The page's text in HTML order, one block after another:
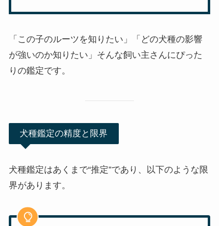
「この子のルーツを知りたい」「どの犬種の影響
が強いのか知りたい」そんな飼い主さんにぴった
りの鑑定です。
犬種鑑定の精度と限界
犬種鑑定はあくまで“推定”であり、以下のような限
界があります。